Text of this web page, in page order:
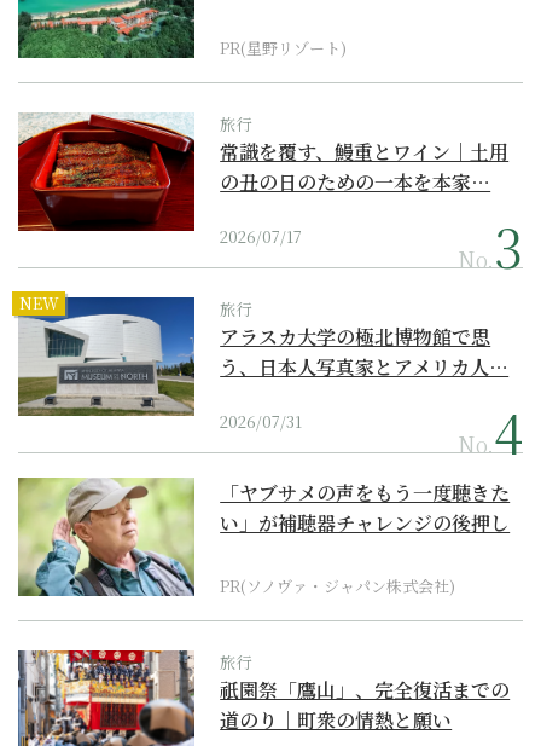
PR(星野リゾート)
旅行
常識を覆す、鰻重とワイン｜土用
の丑の日のための一本を本家…
2026/07/17
No.
NEW 旅行
アラスカ大学の極北博物館で思
う、日本人写真家とアメリカ人…
2026/07/31
No.
「ヤブサメの声をもう一度聴きた
い」が補聴器チャレンジの後押し
PR(ソノヴァ・ジャパン株式会社)
旅行
祇園祭「鷹山」、完全復活までの
道のり｜町衆の情熱と願い